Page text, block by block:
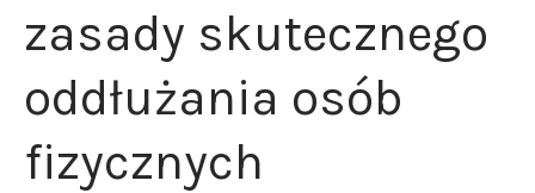
zasady skutecznego
oddłużania osób
fizycznych